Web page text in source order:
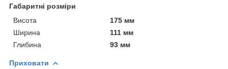
Габаритні розміри
Висота
175 мм
Ширина
111 мм
Глибина
93 мм
Приховати